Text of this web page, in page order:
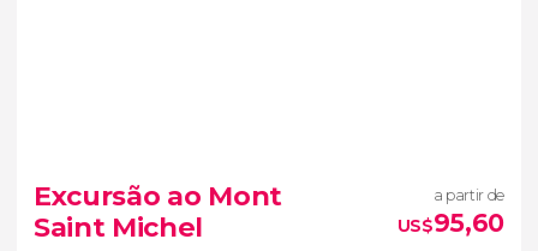
ingresso do Palácio de Versalhes
um dos grandes complexos reais da
Europa
reis da França
Excursão ao Mont
Saint Michel
a partir de
US$95,60